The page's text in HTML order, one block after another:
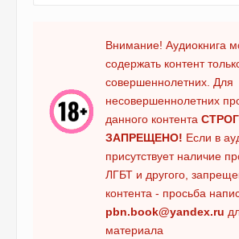
Внимание! Аудиокнига
содержать контент
совершеннолетних. Для
несовершеннолетних
данного контента
ЗАПРЕЩЕНО! Если в
присутствует наличие
ЛГБТ и другого,
контента - просьба
pbn.book@yandex.ru
материала